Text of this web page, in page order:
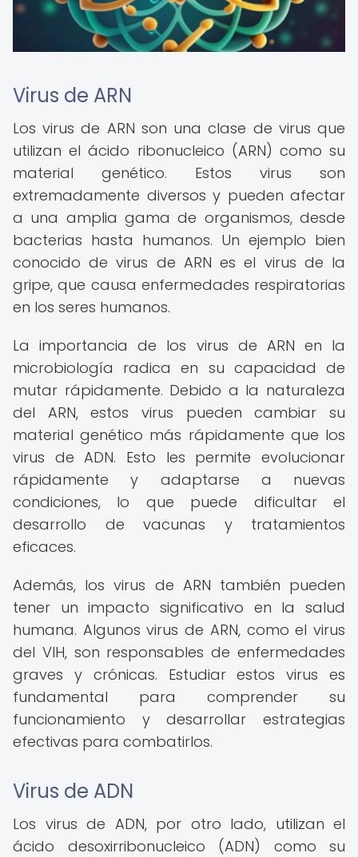
Virus de ARN
Los virus de ARN son una clase de virus que
utilizan el ácido ribonucleico (ARN) como su
material genético. Estos virus son
extremadamente diversos y pueden afectar
a una amplia gama de organismos, desde
bacterias hasta humanos. Un ejemplo bien
conocido de virus de ARN es el virus de la
gripe, que causa enfermedades respiratorias
en los seres humanos.
La importancia de los virus de ARN en la
microbiología radica en su capacidad de
mutar rápidamente. Debido a la naturaleza
del ARN, estos virus pueden cambiar su
material genético más rápidamente que los
virus de ADN. Esto les permite evolucionar
rápidamente y adaptarse a nuevas
condiciones, lo que puede dificultar el
desarrollo de vacunas y tratamientos
eficaces.
Además, los virus de ARN también pueden
tener un impacto significativo en la salud
humana. Algunos virus de ARN, como el virus
del VIH, son responsables de enfermedades
graves y crónicas. Estudiar estos virus es
fundamental para comprender su
funcionamiento y desarrollar estrategias
efectivas para combatirlos.
Virus de ADN
Los virus de ADN, por otro lado, utilizan el
ácido desoxirribonucleico (ADN) como su